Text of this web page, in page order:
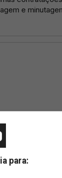
para: